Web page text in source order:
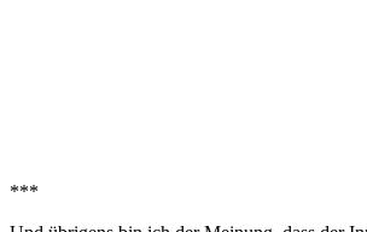
***